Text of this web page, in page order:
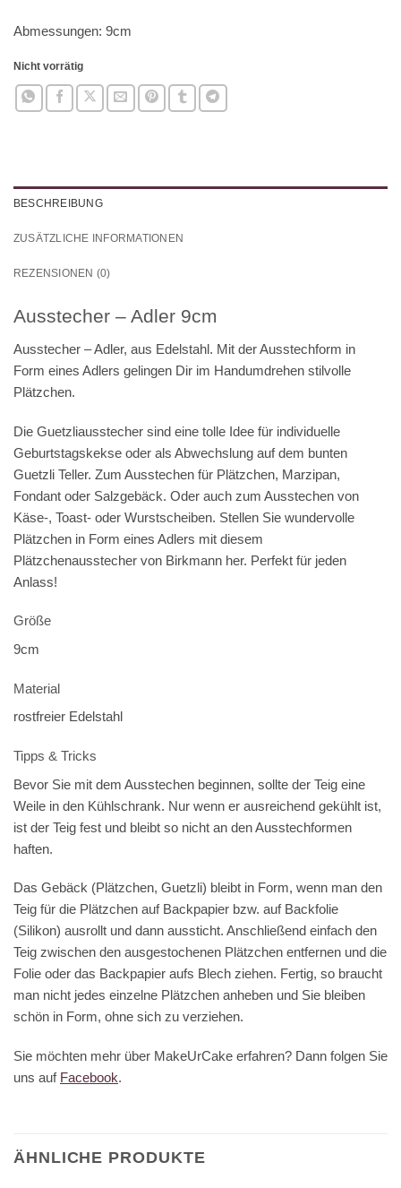
Abmessungen: 9cm
Nicht vorrätig
BESCHREIBUNG
ZUSÄTZLICHE INFORMATIONEN
REZENSIONEN (0)
Ausstecher – Adler 9cm
Ausstecher – Adler, aus Edelstahl. Mit der Ausstechform in
Form eines Adlers gelingen Dir im Handumdrehen stilvolle
Plätzchen.
Die Guetzliausstecher sind eine tolle Idee für individuelle
Geburtstagskekse oder als Abwechslung auf dem bunten
Guetzli Teller. Zum Ausstechen für Plätzchen, Marzipan,
Fondant oder Salzgebäck. Oder auch zum Ausstechen von
Käse-, Toast- oder Wurstscheiben. Stellen Sie wundervolle
Plätzchen in Form eines Adlers mit diesem
Plätzchenausstecher von Birkmann her. Perfekt für jeden
Anlass!
Größe
9cm
Material
rostfreier Edelstahl
Tipps & Tricks
Bevor Sie mit dem Ausstechen beginnen, sollte der Teig eine
Weile in den Kühlschrank. Nur wenn er ausreichend gekühlt ist,
ist der Teig fest und bleibt so nicht an den Ausstechformen
haften.
Das Gebäck (Plätzchen, Guetzli) bleibt in Form, wenn man den
Teig für die Plätzchen auf Backpapier bzw. auf Backfolie
(Silikon) ausrollt und dann aussticht. Anschließend einfach den
Teig zwischen den ausgestochenen Plätzchen entfernen und die
Folie oder das Backpapier aufs Blech ziehen. Fertig, so braucht
man nicht jedes einzelne Plätzchen anheben und Sie bleiben
schön in Form, ohne sich zu verziehen.
Sie möchten mehr über MakeUrCake erfahren? Dann folgen Sie
uns auf Facebook.
ÄHNLICHE PRODUKTE